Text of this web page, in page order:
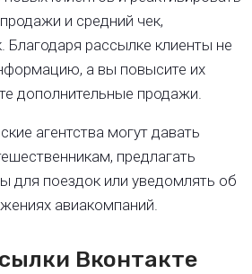
и средний чек,
Благодаря рассылке клиенты не
а вы повысите их
дополнительные продажи.
агентства могут давать
предлагать
для поездок или уведомлять об
авиакомпаний.
Вконтакте